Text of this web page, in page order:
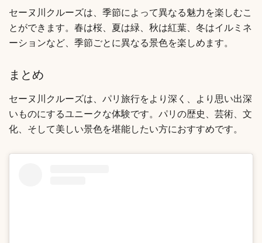
セーヌ川クルーズは、季節によって異なる魅力を楽しむこ
とができます。春は桜、夏は緑、秋は紅葉、冬はイルミネ
ーションなど、季節ごとに異なる景色を楽しめます。
まとめ
セーヌ川クルーズは、パリ旅行をより深く、より思い出深
いものにするユニークな体験です。パリの歴史、芸術、文
化、そして美しい景色を堪能したい方におすすめです。